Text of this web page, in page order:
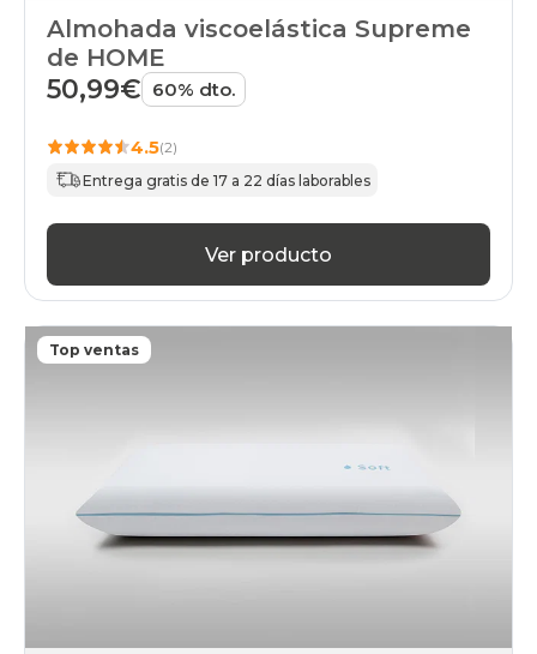
Almohada viscoelástica Supreme
de HOME
50,99€ 60% dto.
4.5(2)
Entrega gratis de 17 a 22 días laborables
Ver producto
Top ventas